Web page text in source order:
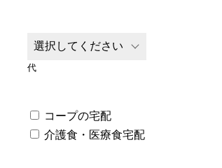
代
コープの宅配
介護食・医療食宅配